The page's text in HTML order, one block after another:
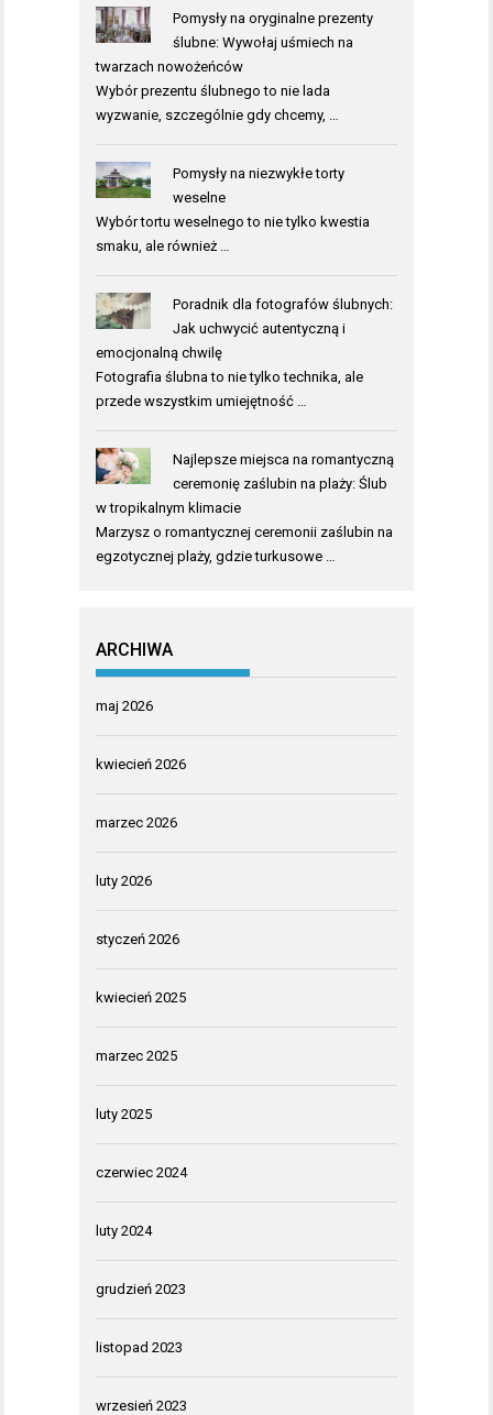
Pomysły na oryginalne prezenty
ślubne: Wywołaj uśmiech na
twarzach nowożeńców
Wybór prezentu ślubnego to nie lada
wyzwanie, szczególnie gdy chcemy, …
Pomysły na niezwykłe torty
weselne
Wybór tortu weselnego to nie tylko kwestia
smaku, ale również …
Poradnik dla fotografów ślubnych:
Jak uchwycić autentyczną i
emocjonalną chwilę
Fotografia ślubna to nie tylko technika, ale
przede wszystkim umiejętność …
Najlepsze miejsca na romantyczną
ceremonię zaślubin na plaży: Ślub
w tropikalnym klimacie
Marzysz o romantycznej ceremonii zaślubin na
egzotycznej plaży, gdzie turkusowe …
ARCHIWA
maj 2026
kwiecień 2026
marzec 2026
luty 2026
styczeń 2026
kwiecień 2025
marzec 2025
luty 2025
czerwiec 2024
luty 2024
grudzień 2023
listopad 2023
wrzesień 2023